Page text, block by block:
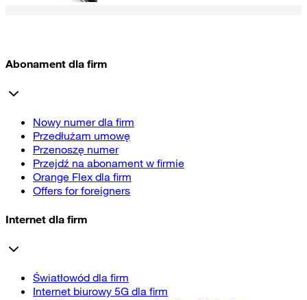
Abonament dla firm
Nowy numer dla firm
Przedłużam umowę
Przenoszę numer
Przejdź na abonament w firmie
Orange Flex dla firm
Offers for foreigners
Internet dla firm
Światłowód dla firm
Internet biurowy 5G dla firm